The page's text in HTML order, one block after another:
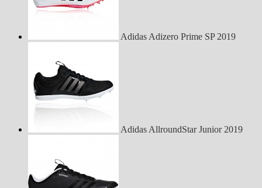
Adidas Adizero Prime SP 2019
Adidas AllroundStar Junior 2019